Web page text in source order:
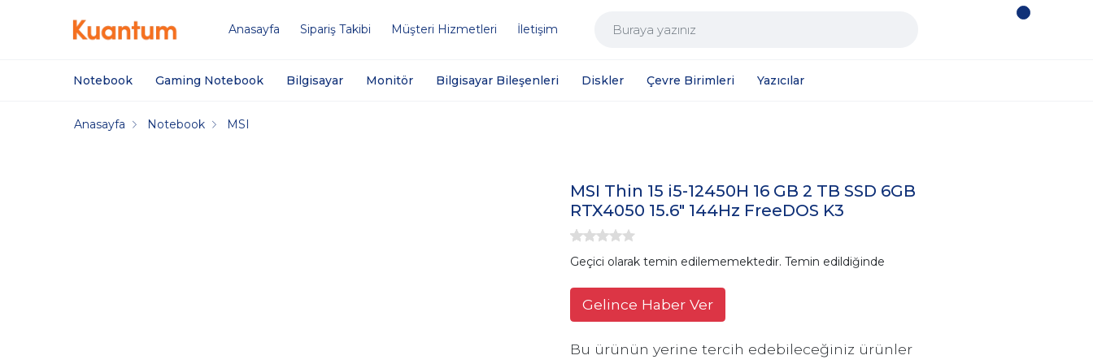
Anasayfa Sipariş Takibi Müşteri Hizmetleri İletişim
Notebook Gaming Notebook Bilgisayar Monitör Bilgisayar Bileşenleri Diskler Çevre Birimleri Yazıcılar
Anasayfa Notebook MSI
MSI Thin 15 i5-12450H 16 GB 2 TB SSD 6GB
RTX4050 15.6" 144Hz FreeDOS K3
Geçici olarak temin edilememektedir. Temin edildiğinde
Gelince Haber Ver
Bu ürünün yerine tercih edebileceğiniz ürünler